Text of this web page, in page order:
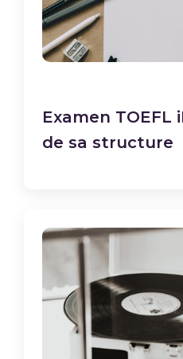
Examen TOEFL
de sa structure